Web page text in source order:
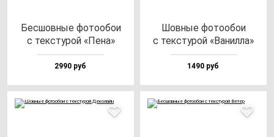
Бес­шов­ные фо­то­обои
с тек­сту­рой «Пена»
2990 руб
Шов­ные фо­то­обои
с тек­сту­рой «Ванил­ла»
1490 руб